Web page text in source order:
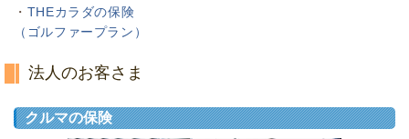
・ THEカラダの保険
（ゴルファープラン）
法人のお客さま
クルマの保険